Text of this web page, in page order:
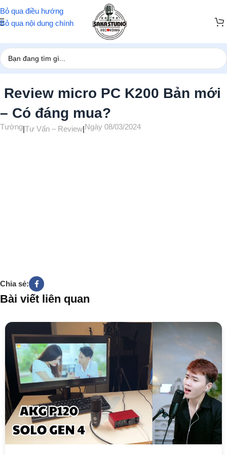
Bỏ qua điều hướng
Bỏ qua nội dung chính
Trang chủ/Tư Vấn – Review
Review micro PC K200 Bản mới
– Có đáng mua?
Tường|Tư Vấn – Review|Ngày 08/03/2024
Chia sẻ:
Bài viết liên quan